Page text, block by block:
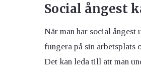
Social ångest
När man har social ångest
fungera på sin arbetsplats
Det kan leda till att man